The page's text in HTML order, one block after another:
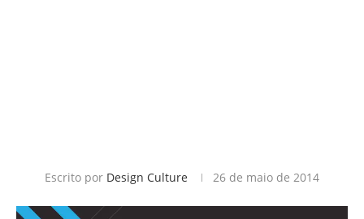
Escrito por Design Culture 26 de maio de 2014